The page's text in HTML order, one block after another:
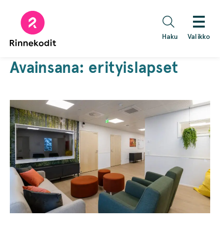
sisältöön
Haku Valikko
Avainsana: erityislapset